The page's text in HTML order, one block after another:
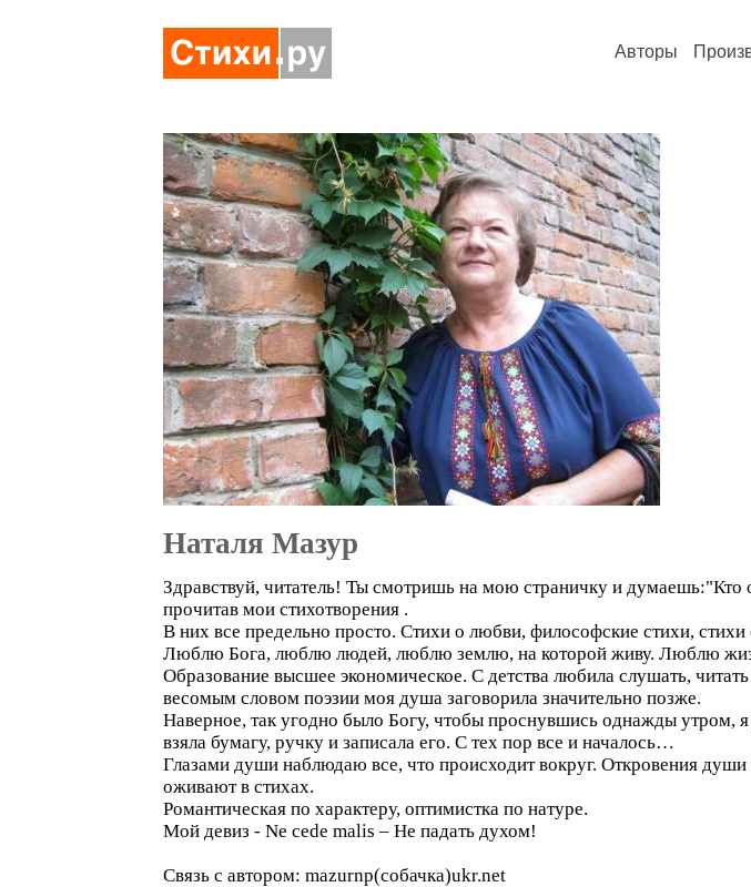
Авторы
Наталя Мазур
Здравствуй, читатель! Ты смотришь на мою страничку и думаешь:"Кто
прочитав мои стихотворения .
В них все предельно просто. Стихи о любви, философские стихи,
Люблю Бога, люблю людей, люблю землю, на которой живу. Люблю
Образование высшее экономическое. С детства любила слушать,
весомым словом поэзии моя душа заговорила значительно позже.
Наверное, так угодно было Богу, чтобы проснувшись однажды утром,
взяла бумагу, ручку и записала его. С тех пор все и началось…
Глазами души наблюдаю все, что происходит вокруг. Откровения
оживают в стихах.
Романтическая по характеру, оптимистка по натуре.
Мой девиз - Ne cede malis – Не падать духом!
Связь с автором: mazurnp(собачка)ukr.net